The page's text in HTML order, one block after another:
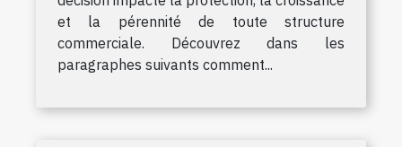
et la pérennité de toute structure
commerciale. Découvrez dans les
paragraphes suivants comment...